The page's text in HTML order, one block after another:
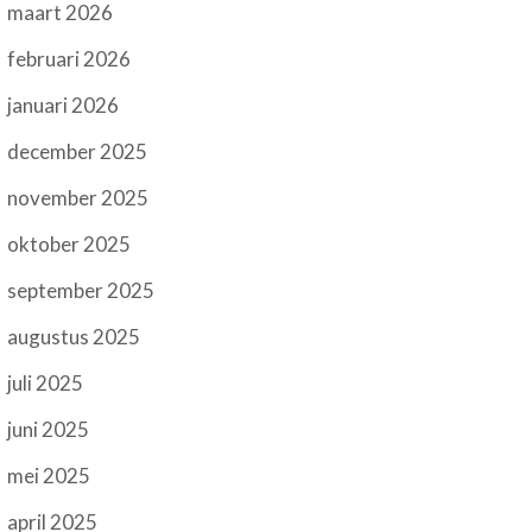
maart 2026
februari 2026
januari 2026
december 2025
november 2025
oktober 2025
september 2025
augustus 2025
juli 2025
juni 2025
mei 2025
april 2025